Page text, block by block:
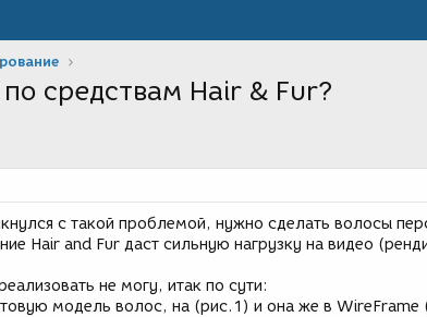
средствам Hair & Fur?
с такой проблемой, нужно сделать волосы
Hair and Fur даст сильную нагрузку на видео
не могу, итак по сути:
модель волос, на (рис.1) и она же в WireFrame